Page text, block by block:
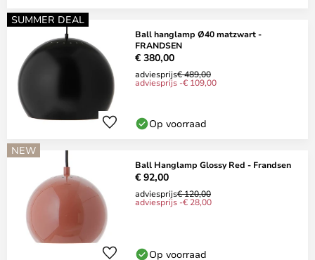
SUMMER DEAL
Ball hanglamp Ø40 matzwart -
FRANDSEN
€ 380,00
adviesprijs€ 489,00
adviesprijs -€ 109,00
Op voorraad
NEW
Ball Hanglamp Glossy Red - Frandsen
€ 92,00
adviesprijs€ 120,00
adviesprijs -€ 28,00
Op voorraad